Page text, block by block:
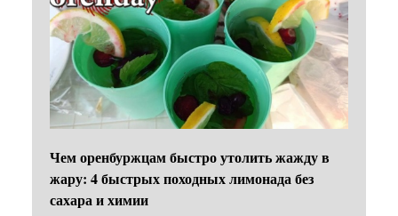
Чем оренбуржцам быстро утолить жажду в
жару: 4 быстрых походных лимонада без
сахара и химии